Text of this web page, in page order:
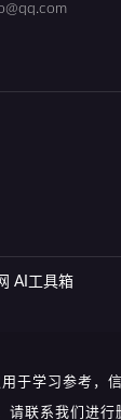
AI工具箱
于学习参考，
请联系我们进行